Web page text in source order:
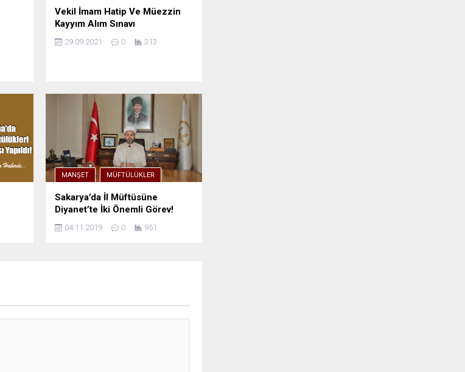
Vekil İmam Hatip Ve Müezzin
Kayyım Alım Sınavı
29.09.2021 0 313
MANŞET MÜFTÜLÜKLER
Sakarya’da İl Müftüsüne
Diyanet’te İki Önemli Görev!
04.11.2019 0 951